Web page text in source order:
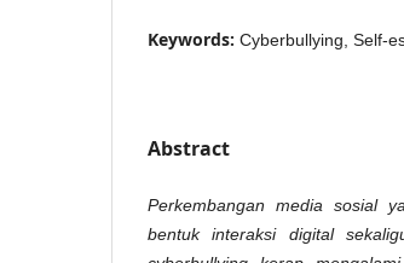
Keywords: Cyberbullying, Self-
Abstract
Perkembangan media sosial
bentuk
interaksi digital